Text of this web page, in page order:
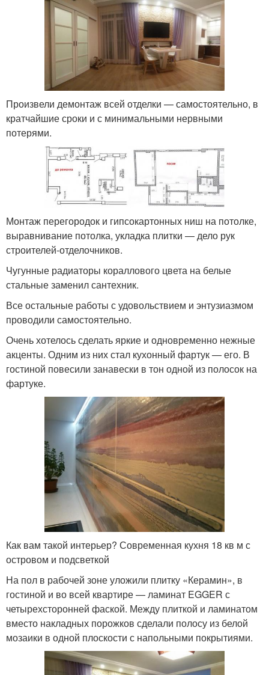
Произвели демонтаж всей отделки — самостоятельно, в
кратчайшие сроки и с минимальными нервными
потерями.
Монтаж перегородок и гипсокартонных ниш на потолке,
выравнивание потолка, укладка плитки — дело рук
строителей-отделочников.
Чугунные радиаторы кораллового цвета на белые
стальные заменил сантехник.
Все остальные работы с удовольствием и энтузиазмом
проводили самостоятельно.
Очень хотелось сделать яркие и одновременно нежные
акценты. Одним из них стал кухонный фартук — его. В
гостиной повесили занавески в тон одной из полосок на
фартуке.
Как вам такой интерьер? Современная кухня 18 кв м с
островом и подсветкой
На пол в рабочей зоне уложили плитку «Керамин», в
гостиной и во всей квартире — ламинат EGGER с
четырехсторонней фаской. Между плиткой и ламинатом
вместо накладных порожков сделали полосу из белой
мозаики в одной плоскости с напольными покрытиями.